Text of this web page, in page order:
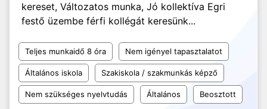
kereset, Változatos munka, Jó kollektíva Egri
festő üzembe férfi kollégát keresünk...
Teljes munkaidő 8 óra Nem igényel tapasztalatot
Általános iskola Szakiskola / szakmunkás képző
Nem szükséges nyelvtudás Általános Beosztott